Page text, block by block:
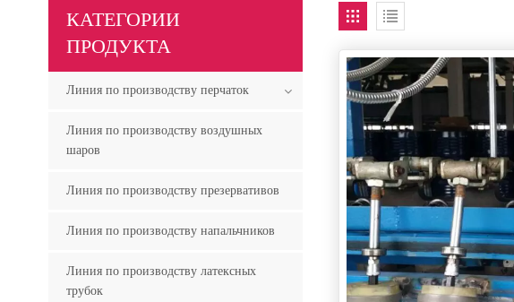
КАТЕГОРИИ
ПРОДУКТА
Линия по производству перчаток
Линия по производству воздушных
шаров
Линия по производству презервативов
Линия по производству напальчников
Линия по производству латексных
трубок